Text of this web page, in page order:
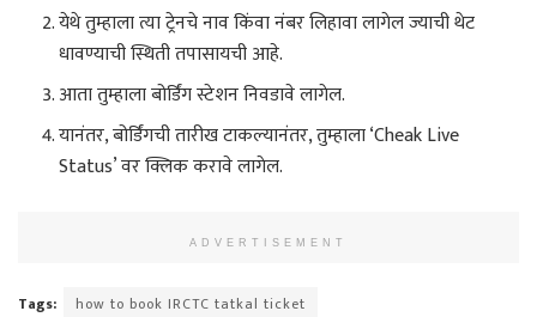
येथे तुम्हाला त्या ट्रेनचे नाव किंवा नंबर लिहावा लागेल ज्याची थेट
धावण्याची स्थिती तपासायची आहे.
आता तुम्हाला बोर्डिंग स्टेशन निवडावे लागेल.
यानंतर, बोर्डिंगची तारीख टाकल्यानंतर, तुम्हाला ‘Cheak Live
Status’ वर क्लिक करावे लागेल.
ADVERTISEMENT
Tags: how to book IRCTC tatkal ticket